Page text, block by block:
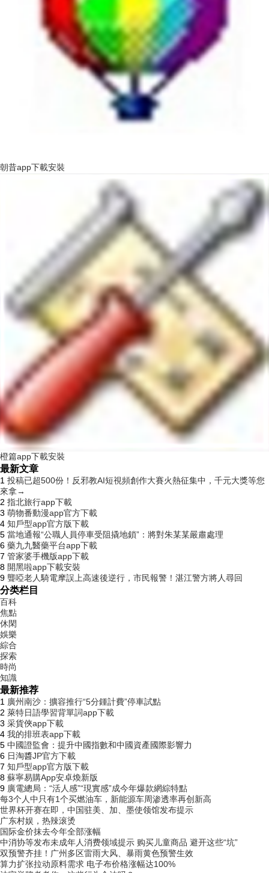
朝昔app下載安裝
橙篇app下載安裝
最新文章
1 投稿已超500份！反邪教AI短視頻創作大賽火熱征集中，千元大獎等您
來拿→
2 指北旅行app下載
3 萌物番動漫app官方下載
4 知戶型app官方版下載
5 當地通報“公職人員停車受阻撬地鎖”：將對朱某某嚴肅處理
6 藥九九醫藥平台app下載
7 管家婆手機版app下載
8 開黑啦app下載安裝
9 聾啞老人騎電摩誤上高速後逆行，市民報警！湛江警方將人尋回
分类栏目
百科
焦點
休閑
娛樂
綜合
探索
時尚
知識
最新推荐
1 廣州南沙：擴容推行“5分鍾計費”停車試點
2 萊特日語學習背單詞app下載
3 采貨俠app下載
4 我的排班表app下載
5 中國證監會：提升中國指數和中國資產國際影響力
6 日淘醬JP官方下載
7 知戶型app官方版下載
8 蘇寧易購App安卓煥新版
9 廣電總局：“活人感”“現實感”成今年爆款網綜特點
每3个人中只有1个买燃油车，新能源车周渗透率再创新高
世界杯开赛在即，中国驻美、加、墨使领馆发布提示
广东村娱，热辣滚烫
国际金价抹去今年全部涨幅
中消协等发布未成年人消费领域提示 购买儿童商品 避开这些“坑”
双预警齐挂！广州多区雷雨大风、暴雨黄色预警生效
算力扩张拉动原料需求 电子布价格涨幅达100%